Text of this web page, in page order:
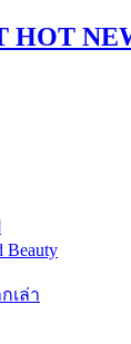
HOT
Beauty
เล่า